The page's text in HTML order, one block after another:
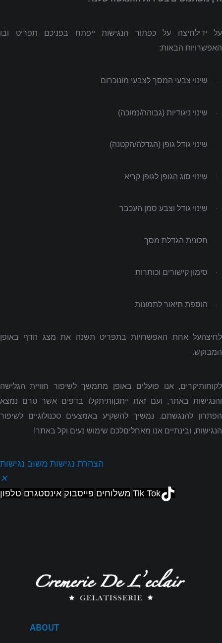
על ידילחיצה על כפתור הנגישות ייפתח בפניכם תפריט ובו
האפשרויות הבאות:
· שינוי צבעי המסך לצבעי מונוכרום
· שינוי ניגודיות (גבוהה/נמוכה)
· שינוי גודל גופן (הגדלה/הקטנה)
· שינוי סוג הגופן לגופן קריא
· שינוי גודל וצבע סמן העכבר
· חלונית הגדלת מסך
· סימון קישורים וכותרות
· הוספת תיאור לתמונות
לחיצהעל אחת האפשרויות בתפריט תשנה את מצג הדף באופן
המבוקש.
לקוחותיקרים, אנו פועלים באופן מתמשך לשיפור חוויית הגלישה
והנגישות באתר, ועם זאת ייתכןותיתקלו בדפים אשר טרם נמצא
הפתרון להנגשתם. נמשיך להשקיע באמצעים טכנולוגיים לשיפור
הנגישות, ובינתיים אנו מאחליםלכם שימוש נעים וקל באתר!
הצהרת נגישות משוב נגישות
✕
משלוחים פייסבוק אינסטגרם טלפון Tik Tok
ABOUT